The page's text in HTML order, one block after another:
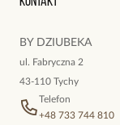
BY DZIUBEKA
ul. Fabryczna 2
43-110 Tychy
Telefon
+48 733 744 810